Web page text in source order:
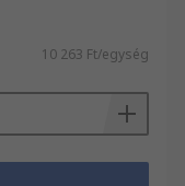
10 263 Ft/egység